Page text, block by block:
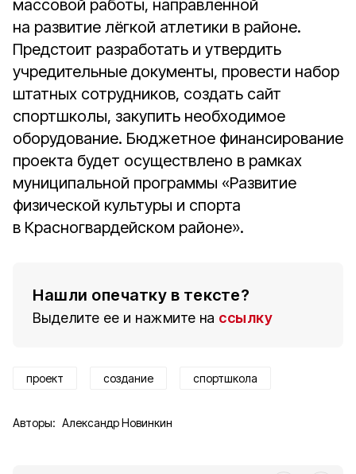
массовой работы, направленной
на развитие лёгкой атлетики в районе.
Предстоит разработать и утвердить
учредительные документы, провести набор
штатных сотрудников, создать сайт
спортшколы, закупить необходимое
оборудование. Бюджетное финансирование
проекта будет осуществлено в рамках
муниципальной программы «Развитие
физической культуры и спорта
в Красногвардейском районе».
Нашли опечатку в тексте?
Выделите ее и нажмите на ссылку
проект создание спортшкола
Авторы: Александр Новинкин